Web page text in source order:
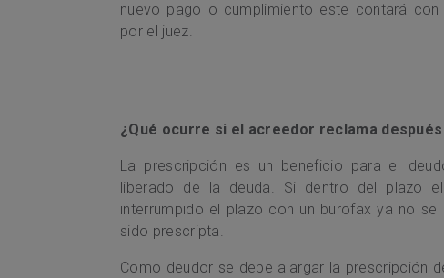
nuevo pago o cumplimiento este contará
por el juez.
¿Qué ocurre si el acreedor reclama
La prescripción es un beneficio para el
liberado de la deuda. Si dentro del plazo
interrumpido el plazo con un burofax ya no
sido prescripta.
Como deudor se debe alargar la prescripción